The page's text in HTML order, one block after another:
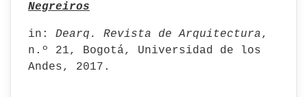
Negreiros
in: Dearq. Revista de Arquitectura,
n.º 21, Bogotá, Universidad de los
Andes, 2017.